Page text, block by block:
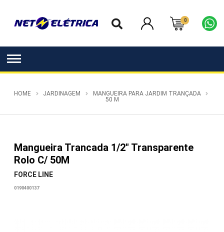
0
HOME JARDINAGEM
MANGUEIRA PARA JARDIM TRANÇADA
50 M
Mangueira Trancada 1/2" Transparente
Rolo C/ 50M
FORCE LINE
0190400137